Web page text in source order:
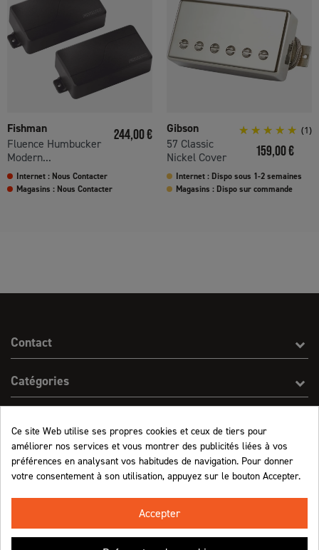
Fishman
Fluence Humbucker
Modern...
Prix
244,00 €
Internet : Nous Contacter
Magasins : Nous Contacter
Gibson
57 Classic
Nickel Cover
(1)
Prix
159,00 €
Internet : Dispo sous 1-2 semaines
Magasins : Dispo sur commande
Contact
Catégories
Informations
Ce site Web utilise ses propres cookies et ceux de tiers pour
améliorer nos services et vous montrer des publicités liées à vos
préférences en analysant vos habitudes de navigation. Pour donner
votre consentement à son utilisation, appuyez sur le bouton Accepter.
Accepter